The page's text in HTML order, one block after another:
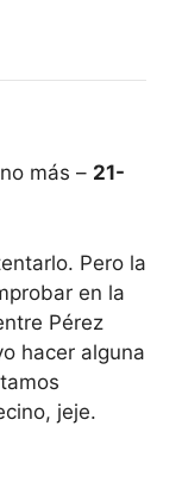
más – 21-
Pero la
en la
Pérez
hacer alguna
jeje.